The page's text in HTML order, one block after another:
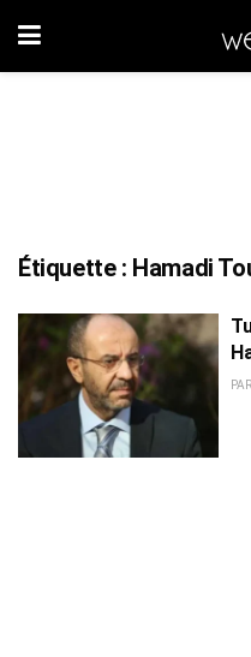
Étiquette : Hamadi
PAR